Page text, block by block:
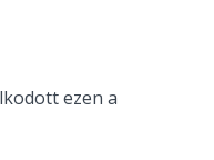
ezen a